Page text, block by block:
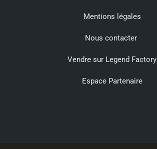
Mentions légales
Nous contacter
Vendre sur Legend Factory
Espace Partenaire